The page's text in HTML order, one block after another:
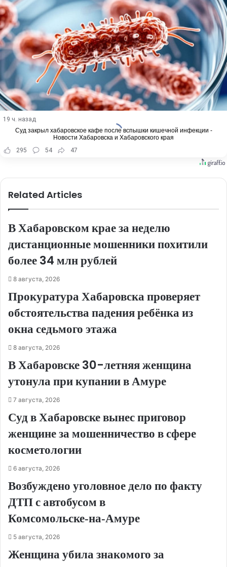
19 ч. назад
Суд закрыл хабаровское кафе после вспышки кишечной инфекции -
Новости Хабаровска и Хабаровского края
295
54 47
Related Articles
В Хабаровском крае за неделю
дистанционные мошенники похитили
более 34 млн рублей
8 августа, 2026
Прокуратура Хабаровска проверяет
обстоятельства падения ребёнка из
окна седьмого этажа
8 августа, 2026
В Хабаровске 30-летняя женщина
утонула при купании в Амуре
7 августа, 2026
Суд в Хабаровске вынес приговор
женщине за мошенничество в сфере
косметологии
6 августа, 2026
Возбуждено уголовное дело по факту
ДТП с автобусом в
Комсомольске‑на‑Амуре
5 августа, 2026
Женщина убила знакомого за